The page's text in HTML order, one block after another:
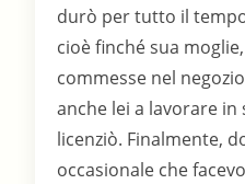
durò per tutto il
cioè finché sua
commesse nel
anche lei a lavorare in
licenziò. Finalmente,
occasionale che